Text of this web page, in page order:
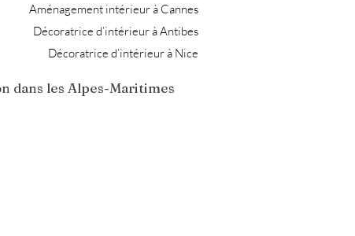
Aménagement intérieur à Cannes
Décoratrice d’intérieur à Antibes
Décoratrice d’intérieur à Nice
dans les Alpes-Maritimes